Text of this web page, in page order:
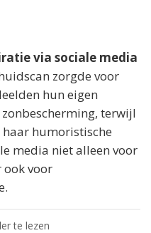
via sociale media
zorgde voor
hun eigen
terwijl
humoristische
media niet alleen voor
voor
te lezen